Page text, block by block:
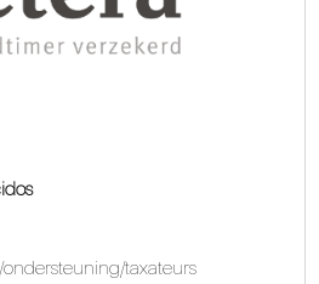
taxateurs